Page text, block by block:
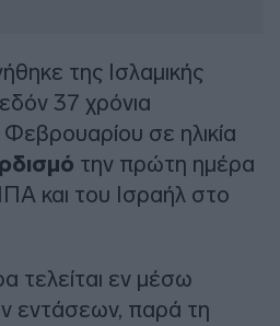
της Ισλαμικής
37 χρόνια
σε ηλικία
την πρώτη ημέρα
και του Ισραήλ στο
τελείται εν μέσω
εντάσεων, παρά τη